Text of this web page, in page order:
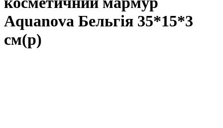
Aquanova Бельгія 35*15*3
см(р)